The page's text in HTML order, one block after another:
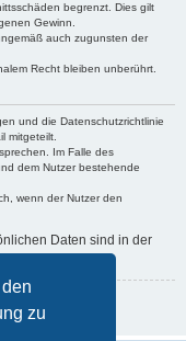
zu
begrenzt. Dies gilt
Gewinn.
auch zugunsten der
Recht bleiben unberührt.
und die Datenschutzrichtlinie
mitgeteilt.
Im Falle des
dem Nutzer bestehende
wenn der Nutzer den
Daten sind in der